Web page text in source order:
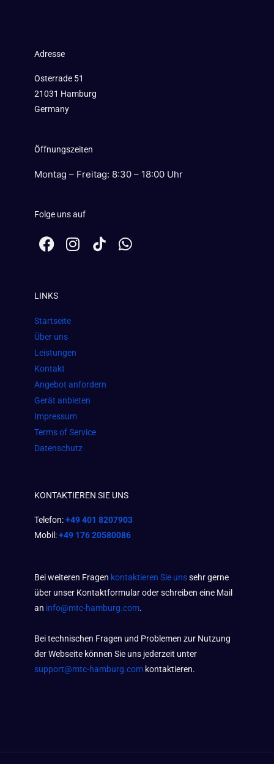
Adresse
Osterrade 51
21031 Hamburg
Germany
Öffnungszeiten
Montag – Freitag: 8:30 – 18:00 Uhr
Folge uns auf
F
a
b
o
o
k
I
n
m
W
h
LINKS
Startseite
Über uns
Leistungen
Kontakt
Angebot anfordern
Gerät anbieten
Impressum
Terms of Service
Datenschutz
KONTAKTIEREN SIE UNS
Telefon:+49 401 8207903
Mobil:+49 176 20580086
Bei weiteren Fragen kontaktieren Sie unssehr gerne
über unser Kontaktformular oder schreiben eine Mail
an info@mtc-hamburg.com.
Bei technischen Fragen und Problemen zur Nutzung
der Webseite können Sie uns jederzeit unter
support@mtc-hamburg.com kontaktieren.